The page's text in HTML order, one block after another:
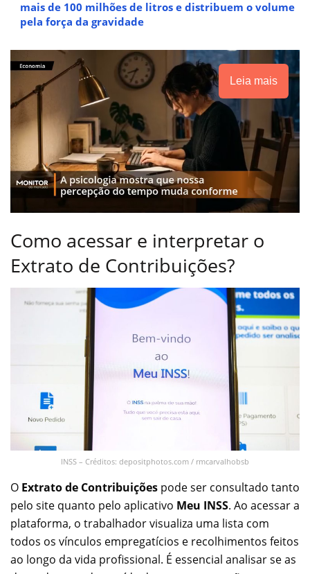
mais de 100 milhões de litros e distribuem o volume
pela força da gravidade
Leia mais
Como acessar e interpretar o
Extrato de Contribuições?
INSS – Créditos: depositphotos.com / rmcarvalhobsb
O Extrato de Contribuições pode ser consultado tanto
pelo site quanto pelo aplicativo Meu INSS. Ao acessar a
plataforma, o trabalhador visualiza uma lista com
todos os vínculos empregatícios e recolhimentos feitos
ao longo da vida profissional. É essencial analisar se as